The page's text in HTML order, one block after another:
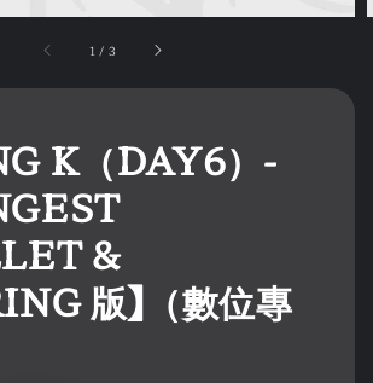
1 / 3
K（DAY6）-
&
版】（數位專